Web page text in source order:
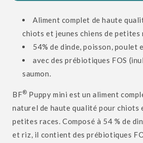
Aliment complet de haute
chiots et jeunes chiens de petites
54% de dinde, poisson, poulet
avec des prébiotiques FOS
saumon.
BF® Puppy mini est un aliment
naturel de haute qualité pour chiots
petites races. Composé à 54 % de
et riz, il contient des prébiotiques